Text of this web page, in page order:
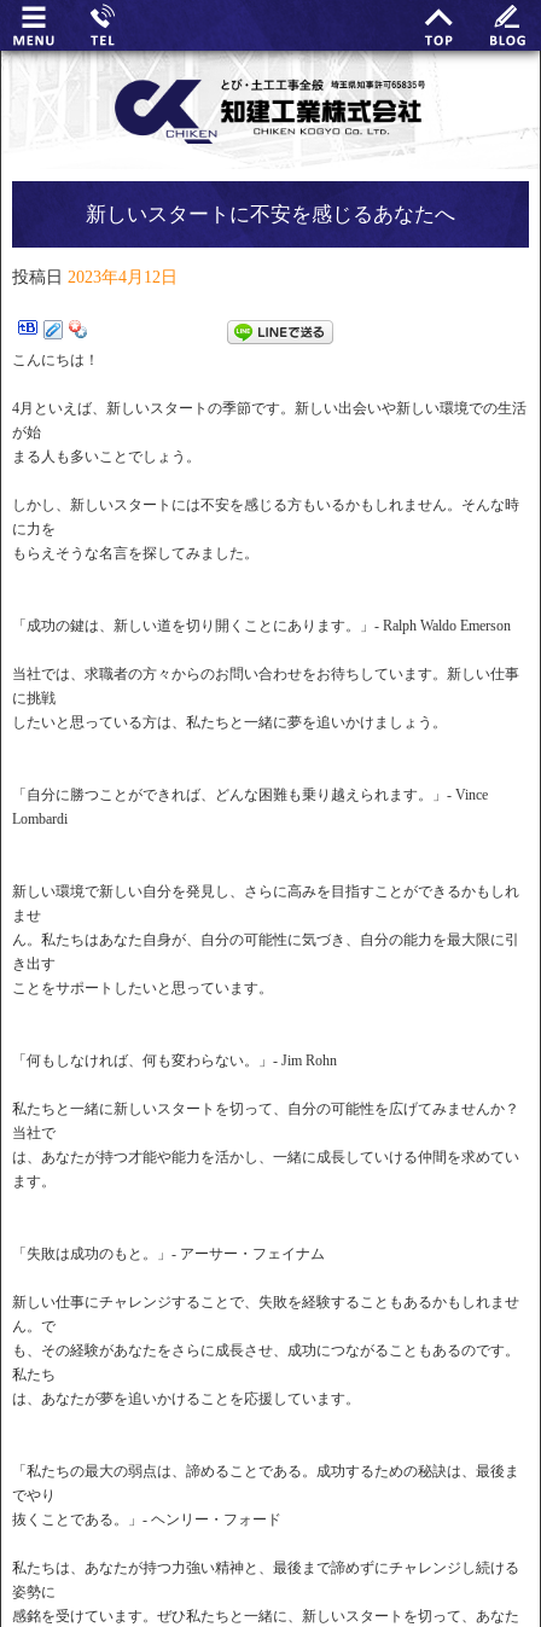
新しいスタートに不安を感じるあなたへ
投稿日 2023年4月12日
こんにちは！
4月といえば、新しいスタートの季節です。新しい出会いや新しい環境での生活
が始
まる人も多いことでしょう。
しかし、新しいスタートには不安を感じる方もいるかもしれません。そんな時
に力を
もらえそうな名言を探してみました。
「成功の鍵は、新しい道を切り開くことにあります。」- Ralph Waldo Emerson
当社では、求職者の方々からのお問い合わせをお待ちしています。新しい仕事
に挑戦
したいと思っている方は、私たちと一緒に夢を追いかけましょう。
「自分に勝つことができれば、どんな困難も乗り越えられます。」- Vince
Lombardi
新しい環境で新しい自分を発見し、さらに高みを目指すことができるかもしれ
ませ
ん。私たちはあなた自身が、自分の可能性に気づき、自分の能力を最大限に引
き出す
ことをサポートしたいと思っています。
「何もしなければ、何も変わらない。」- Jim Rohn
私たちと一緒に新しいスタートを切って、自分の可能性を広げてみませんか？
当社で
は、あなたが持つ才能や能力を活かし、一緒に成長していける仲間を求めてい
ます。
「失敗は成功のもと。」- アーサー・フェイナム
新しい仕事にチャレンジすることで、失敗を経験することもあるかもしれませ
ん。で
も、その経験があなたをさらに成長させ、成功につながることもあるのです。
私たち
は、あなたが夢を追いかけることを応援しています。
「私たちの最大の弱点は、諦めることである。成功するための秘訣は、最後ま
でやり
抜くことである。」- ヘンリー・フォード
私たちは、あなたが持つ力強い精神と、最後まで諦めずにチャレンジし続ける
姿勢に
感銘を受けています。ぜひ私たちと一緒に、新しいスタートを切って、あなた